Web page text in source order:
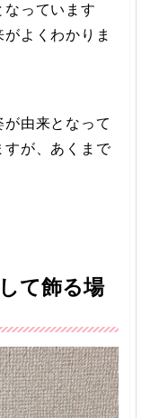
なっています
よくわかりま
由来となって
すが、あくまで
て飾る場